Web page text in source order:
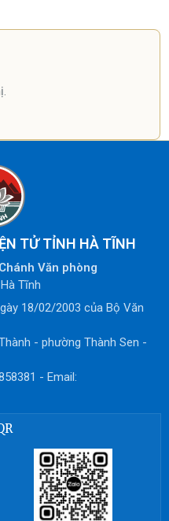
TỬ TỈNH HÀ TĨNH
Chánh Văn phòng
Tĩnh
18/02/2003 của Bộ Văn
- phường Thành Sen -
- Email: